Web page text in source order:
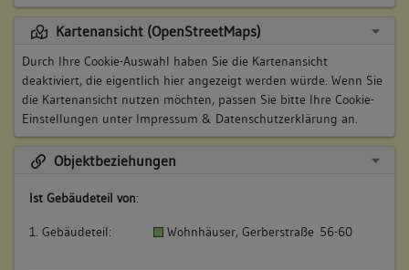
Kartenansicht (OpenStreetMaps)
Durch Ihre Cookie-Auswahl haben Sie die Kartenansicht
deaktiviert, die eigentlich hier angezeigt werden würde. Wenn Sie
die Kartenansicht nutzen möchten, passen Sie bitte Ihre Cookie-
Einstellungen unter Impressum & Datenschutzerklärung an.
Objektbeziehungen
Ist Gebäudeteil von:
1. Gebäudeteil: Wohnhäuser, Gerberstraße 56-60